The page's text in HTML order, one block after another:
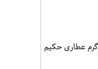
عطاری حکیم